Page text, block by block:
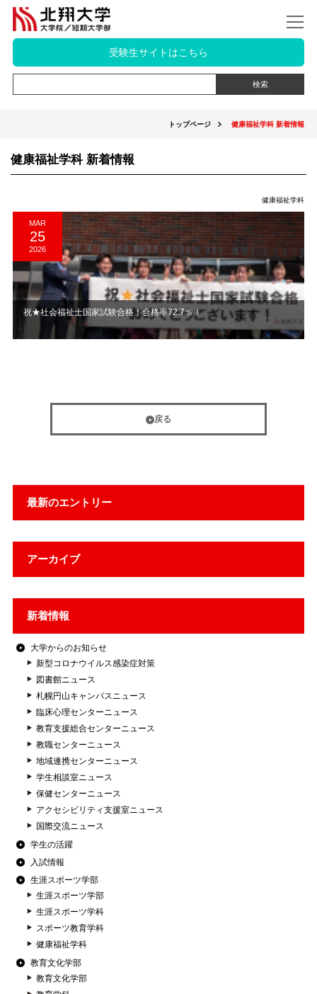
受験生サイトはこちら
トップページ 健康福祉学科 新着情報
最新のエントリー
アーカイブ
新着情報
大学からのお知らせ
新型コロナウイルス感染症対策
図書館ニュース
札幌円山キャンパスニュース
臨床心理センターニュース
教育支援総合センターニュース
教職センターニュース
地域連携センターニュース
学生相談室ニュース
保健センターニュース
アクセシビリティ支援室ニュース
国際交流ニュース
学生の活躍
入試情報
生涯スポーツ学部
生涯スポーツ学部
生涯スポーツ学科
スポーツ教育学科
健康福祉学科
教育文化学部
教育文化学部
健康福祉学科 新着情報
健康福祉学科
MAR
25
2026
祝★社会福祉士国家試験合格！合格率72.7％！
戻る